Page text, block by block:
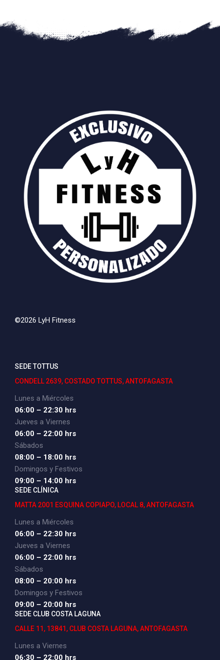
©2026 LyH Fitness
SEDE TOTTUS
CONDELL 2639, COSTADO TOTTUS, ANTOFAGASTA
Lunes a Miércoles
06:00 – 22:30 hrs
Jueves a Viernes
06:00 – 22:00 hrs
Sábados
08:00 – 18:00 hrs
Domingos y Festivos
09:00 – 14:00 hrs
SEDE CLÍNICA
MATTA 2001 ESQUINA COPIAPO, LOCAL 8, ANTOFAGASTA
Lunes a Miércoles
06:00 – 22:30 hrs
Jueves a Viernes
06:00 – 22:00 hrs
Sábados
08:00 – 20:00 hrs
Domingos y Festivos
09:00 – 20:00 hrs
SEDE CLUB COSTA LAGUNA
CALLE 11, 13841, CLUB COSTA LAGUNA, ANTOFAGASTA
Lunes a Viernes
06:30 – 22:00 hrs